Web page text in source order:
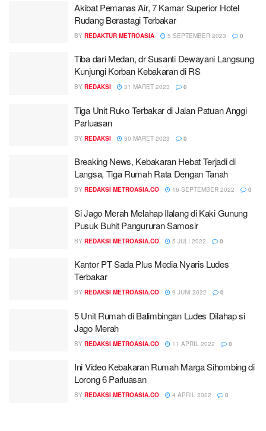
Akibat Pemanas Air, 7 Kamar Superior Hotel
Rudang Berastagi Terbakar
BY REDAKTUR METROASIA 5 SEPTEMBER 2023 0
Tiba dari Medan, dr Susanti Dewayani Langsung
Kunjungi Korban Kebakaran di RS
BY REDAKSI 31 MARET 2023 0
Tiga Unit Ruko Terbakar di Jalan Patuan Anggi
Parluasan
BY REDAKSI 30 MARET 2023 0
Breaking News, Kebakaran Hebat Terjadi di
Langsa, Tiga Rumah Rata Dengan Tanah
BY REDAKSI METROASIA.CO 16 SEPTEMBER 2022 0
Si Jago Merah Melahap Ilalang di Kaki Gunung
Pusuk Buhit Pangururan Samosir
BY REDAKSI METROASIA.CO 5 JULI 2022 0
Kantor PT Sada Plus Media Nyaris Ludes
Terbakar
BY REDAKSI METROASIA.CO 9 JUNI 2022 0
5 Unit Rumah di Balimbingan Ludes Dilahap si
Jago Merah
BY REDAKSI METROASIA.CO 11 APRIL 2022 0
Ini Video Kebakaran Rumah Marga Sihombing di
Lorong 6 Parluasan
BY REDAKSI METROASIA.CO 4 APRIL 2022 0